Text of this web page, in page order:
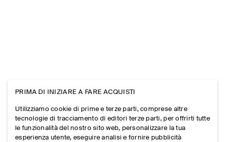
PRIMA DI INIZIARE A FARE ACQUISTI
Utilizziamo cookie di prime e terze parti, comprese altre
tecnologie di tracciamento di editori terze parti, per offrirti tutte
le funzionalità del nostro sito web, personalizzare la tua
esperienza utente, eseguire analisi e fornire pubblicità